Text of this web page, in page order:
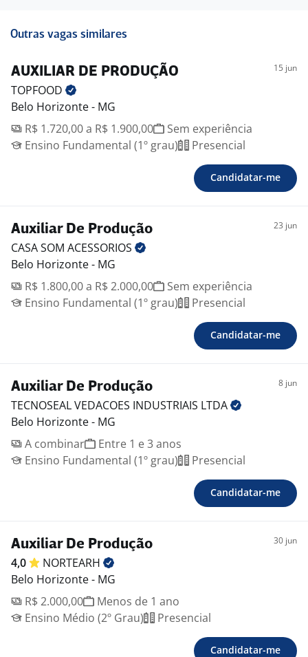
Outras vagas similares
AUXILIAR DE PRODUÇÃO 15 jun
TOPFOOD
Belo Horizonte - MG
R$ 1.720,00 a R$ 1.900,00
Sem experiência
Ensino Fundamental (1º grau)
Presencial
Candidatar-me
Auxiliar De Produção 23 jun
CASA SOM ACESSORIOS
Belo Horizonte - MG
R$ 1.800,00 a R$ 2.000,00
Sem experiência
Ensino Fundamental (1º grau)
Presencial
Candidatar-me
Auxiliar De Produção 8 jun
TECNOSEAL VEDACOES INDUSTRIAIS LTDA
Belo Horizonte - MG
A combinar
Entre 1 e 3 anos
Ensino Fundamental (1º grau)
Presencial
Candidatar-me
Auxiliar De Produção 30 jun
4,0
NORTEARH
Belo Horizonte - MG
R$ 2.000,00
Menos de 1 ano
Ensino Médio (2º Grau)
Presencial
Candidatar-me